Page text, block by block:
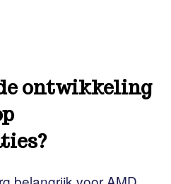
ontwikkeling